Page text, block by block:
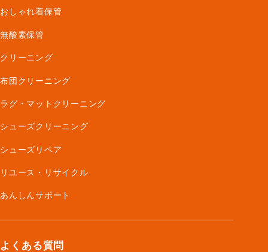
おしゃれ着保管
無酸素保管
クリーニング
布団クリーニング
ラグ・マットクリーニング
シューズクリーニング
シューズリペア
リユース・リサイクル
あんしんサポート
よくある質問